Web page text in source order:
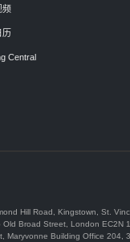
频
历
Central
Hill Road, Kingstown, St.
Broad Street, London EC2N
Maryvonne Building Office 204,